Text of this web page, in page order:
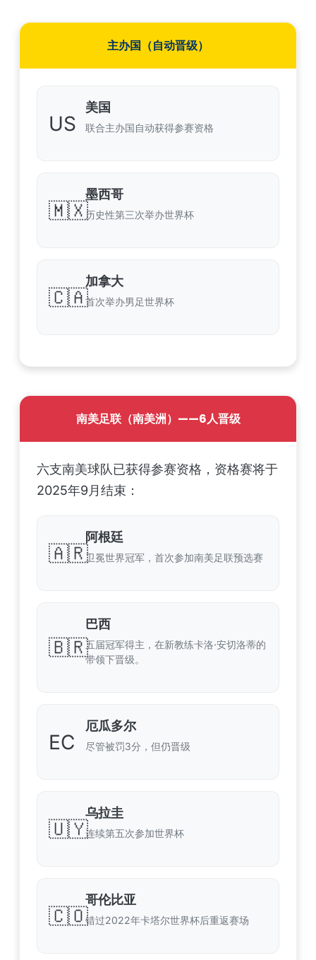
主办国（自动晋级）
US
美国
联合主办国自动获得参赛资格
🇲🇽
墨西哥
历史性第三次举办世界杯
🇨🇦
加拿大
首次举办男足世界杯
南美足联（南美洲）——6人晋级
六支南美球队已获得参赛资格，资格赛将于
2025年9月结束：
🇦🇷
阿根廷
卫冕世界冠军，首次参加南美足联预选赛
🇧🇷
巴西
五届冠军得主，在新教练卡洛·安切洛蒂的
带领下晋级。
EC
厄瓜多尔
尽管被罚3分，但仍晋级
🇺🇾
乌拉圭
连续第五次参加世界杯
🇨🇴
哥伦比亚
错过2022年卡塔尔世界杯后重返赛场